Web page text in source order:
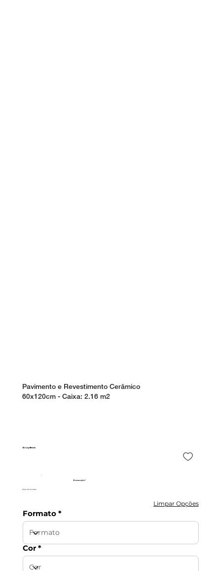
Glossy Breccia
Promoção!
Preço Sob Consulta
Limpar Opções
Formato
Cor
Pavimento e Revestimento Cerâmico
60x120cm - Caixa: 2.16m2